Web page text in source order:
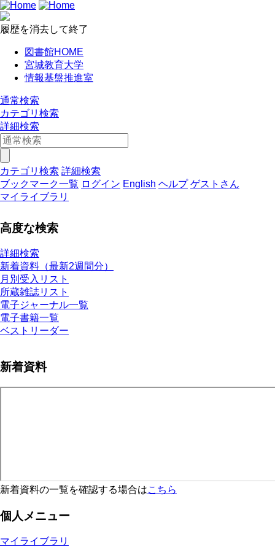
履歴を消去して終了
図書館HOME
宮城教育大学
情報基盤推進室
通常検索
カテゴリ検索
詳細検索
カテゴリ検索 詳細検索
ブックマーク一覧 ログイン English ヘルプ ゲストさん
マイライブラリ
高度な検索
詳細検索
新着資料（最新2週間分）
月別受入リスト
所蔵雑誌リスト
電子ジャーナル一覧
電子書籍一覧
ベストリーダー
新着資料
新着資料の一覧を確認する場合はこちら
個人メニュー
マイライブラリ